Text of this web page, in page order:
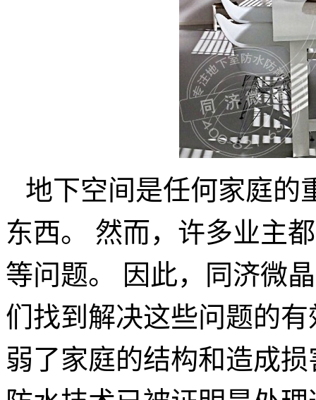
地下空间是任何家庭的
东西。 然而，许多业主
等问题。 因此，同济微
们找到解决这些问题的
弱了家庭的结构和造成